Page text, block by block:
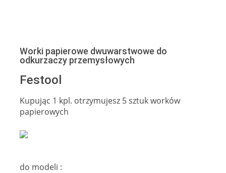
Worki papierowe dwuwarstwowe do
odkurzaczy przemysłowych
Festool
Kupując 1 kpl. otrzymujesz 5 sztuk worków
papierowych
do modeli :